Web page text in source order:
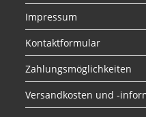
Impressum
Kontaktformular
Zahlungsmöglichkeiten
Versandkosten und -